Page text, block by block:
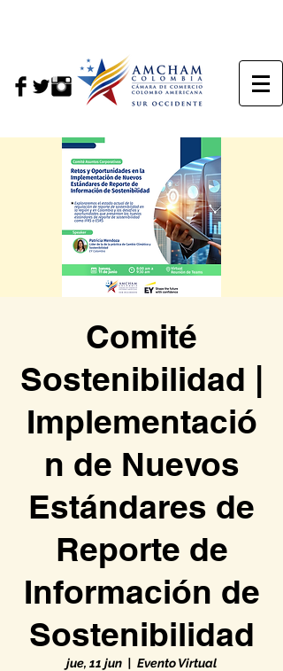
Comité
Sostenibilidad |
Implementació
n de Nuevos
Estándares de
Reporte de
Información de
Sostenibilidad
jue, 11 jun
  |
Evento Virtual